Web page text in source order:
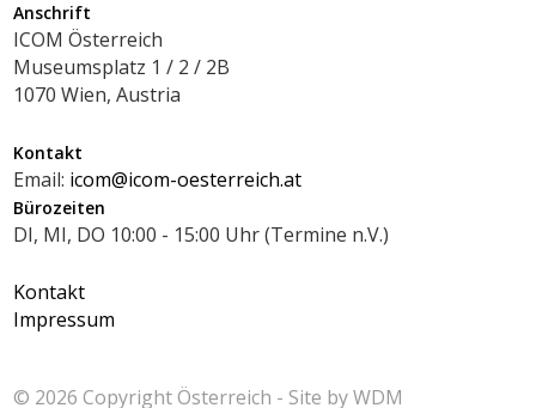
Anschrift
ICOM Österreich
Museumsplatz 1 / 2 / 2B
1070 Wien, Austria
Kontakt
Email: icom@icom-oesterreich.at
Bürozeiten
DI, MI, DO 10:00 - 15:00 Uhr (Termine n.V.)
Kontakt
Impressum
© 2026 CopyrightÖsterreich - Site byWDM